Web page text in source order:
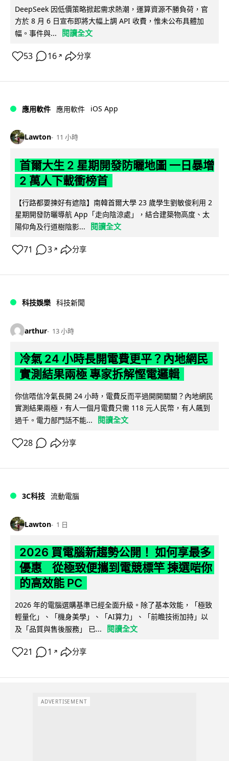
DeepSeek 因低價策略掀起需求熱潮，運算資源不勝負荷，官
方於 8 月 6 日宣布即將大幅上調 API 收費，惟未公布具體加
幅。事件與...
閱讀全文
53 16 ↗ 分享
應用軟件 應用軟件 iOS App
Lawton 11 小時
首爾大生 2 星期開發防曬地圖 一日暴增
2 萬人下載衝榜首
【行路都要揀好有遮陰】南韓首爾大學 23 歲學生劉敏俊利用 2
星期開發防曬導航 App「走向陰涼處」，結合建築物高度、太
陽仰角及行道樹陰影...
閱讀全文
71 3 ↗ 分享
科技娛樂 科技新聞
arthur 13 小時
冷氣 24 小時長開電費更平？內地網民
實測結果兩極 專家拆解慳電邏輯
你信唔信冷氣長開 24 小時，電費反而平過開開關關？內地網民
實測結果兩極，有人一個月電費只需 118 元人民幣，有人飆到
過千。電力部門話不能...
閱讀全文
28 分享
3C科技 流動電腦
Lawton 1 日
2026 買電腦新趨勢公開！ 如何享最多
優惠 從極致便攜到電競標竿 揀選啱你
的高效能 PC
2026 年的電腦選購基準已經全面升級。除了基本效能，「極致
輕量化」、「機身美學」、「AI算力」、「前瞻技術加持」以
及「品質與售後服務」 已...
閱讀全文
21 1 ↗ 分享
ADVERTISEMENT